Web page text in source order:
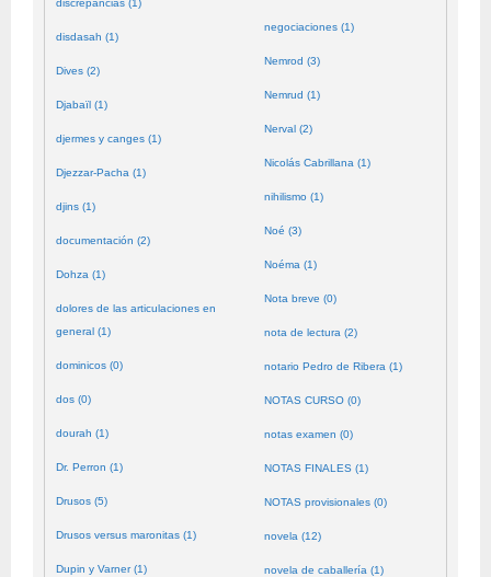
discrepancias (1)
disdasah (1)
Dives (2)
Djabaïl (1)
djermes y canges (1)
Djezzar-Pacha (1)
djins (1)
documentación (2)
Dohza (1)
dolores de las articulaciones en
general (1)
dominicos (0)
dos (0)
dourah (1)
Dr. Perron (1)
Drusos (5)
Drusos versus maronitas (1)
Dupin y Varner (1)
negociaciones (1)
Nemrod (3)
Nemrud (1)
Nerval (2)
Nicolás Cabrillana (1)
nihilismo (1)
Noé (3)
Noéma (1)
Nota breve (0)
nota de lectura (2)
notario Pedro de Ribera (1)
NOTAS CURSO (0)
notas examen (0)
NOTAS FINALES (1)
NOTAS provisionales (0)
novela (12)
novela de caballería (1)